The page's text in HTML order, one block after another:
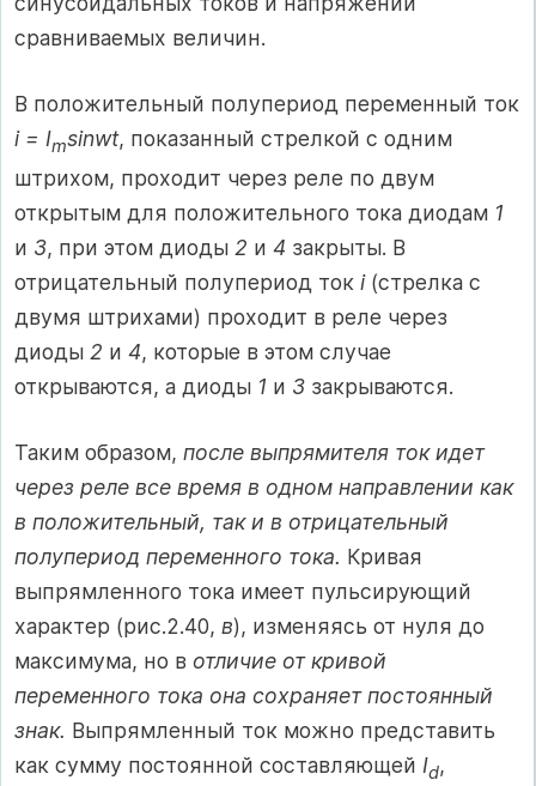
сравниваемых величин.
В положительный полупериод переменный ток
i = Imsinwt, показанный стрелкой с одним
штрихом, проходит через реле по двум
открытым для положительного тока диодам 1
и 3, при этом диоды 2 и 4 закрыты. В
отрицательный полупериод ток i(стрелка с
двумя штрихами) проходит в реле через
диоды 2 и 4, которые в этом случае
открываются, а диоды 1 и 3 закрываются.
Таким образом, после выпрямителя ток идет
через реле все время в одном направлении как
в положительный, так и в отрицательный
полупериод переменного тока. Кривая
выпрямленного тока имеет пульсирующий
характер (рис.2.40, в), изменяясь от нуля до
максимума, но в отличие от кривой
переменного тока она сохраняет постоянный
знак. Выпрямленный ток можно представить
как сумму постоянной составляющей Id,